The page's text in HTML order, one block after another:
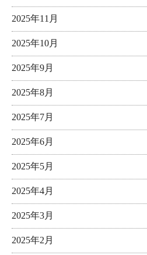
2025年11月
2025年10月
2025年9月
2025年8月
2025年7月
2025年6月
2025年5月
2025年4月
2025年3月
2025年2月